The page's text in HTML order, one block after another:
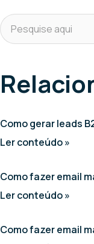
Como gerar leads
Ler conteúdo »
Como fazer email
Ler conteúdo »
Como fazer email